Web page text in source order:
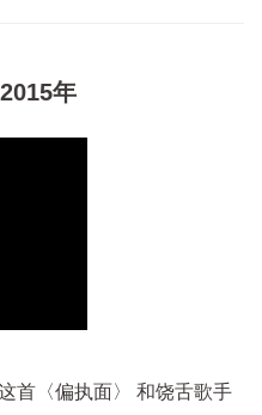
年
首〈偏执面〉 和饶舌歌手